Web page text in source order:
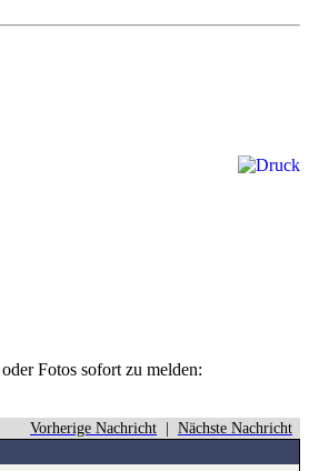
Fotos sofort zu melden:
Vorherige Nachricht Nächste Nachricht